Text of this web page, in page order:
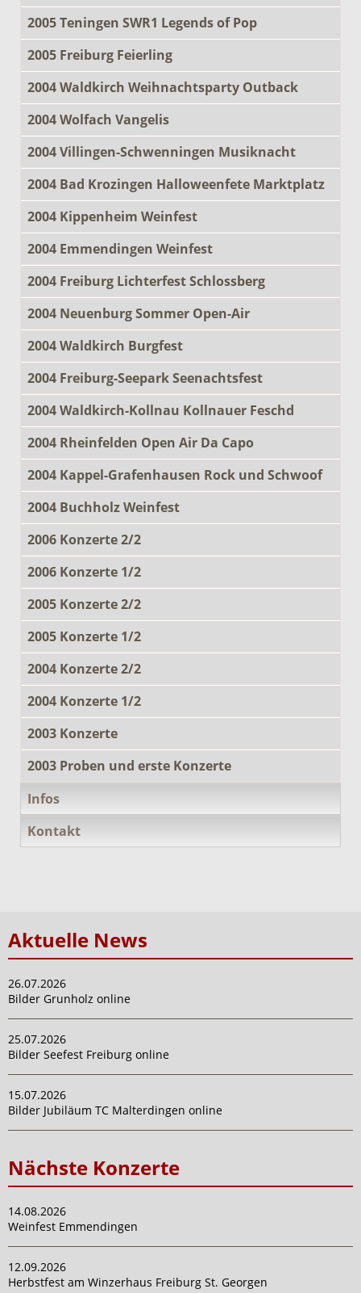
2005 Teningen SWR1 Legends of Pop
2005 Freiburg Feierling
2004 Waldkirch Weihnachtsparty Outback
2004 Wolfach Vangelis
2004 Villingen-Schwenningen Musiknacht
2004 Bad Krozingen Halloweenfete Marktplatz
2004 Kippenheim Weinfest
2004 Emmendingen Weinfest
2004 Freiburg Lichterfest Schlossberg
2004 Neuenburg Sommer Open-Air
2004 Waldkirch Burgfest
2004 Freiburg-Seepark Seenachtsfest
2004 Waldkirch-Kollnau Kollnauer Feschd
2004 Rheinfelden Open Air Da Capo
2004 Kappel-Grafenhausen Rock und Schwoof
2004 Buchholz Weinfest
2006 Konzerte 2/2
2006 Konzerte 1/2
2005 Konzerte 2/2
2005 Konzerte 1/2
2004 Konzerte 2/2
2004 Konzerte 1/2
2003 Konzerte
2003 Proben und erste Konzerte
Infos
Kontakt
Aktuelle News
26.07.2026
Bilder Grunholz online
25.07.2026
Bilder Seefest Freiburg online
15.07.2026
Bilder Jubiläum TC Malterdingen online
Nächste Konzerte
14.08.2026
Weinfest Emmendingen
12.09.2026
Herbstfest am Winzerhaus Freiburg St. Georgen